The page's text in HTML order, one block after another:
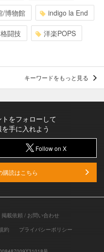
/博物館 indigo la End
格闘技 洋楽POPS
キーワードをもっと見る
をフォローして
手に入れよう
Follow on X
読はこちら
掲載依頼 / お問い合わせ
約 プライバシーポリシー